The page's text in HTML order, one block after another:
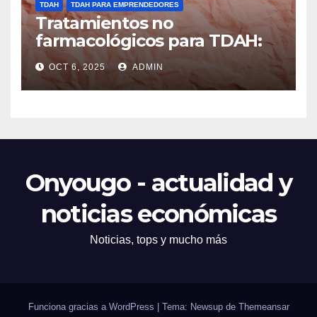
TDAH TDAH PARA EMPRENDEDORES
Tratamientos no
farmacológicos para TDAH:
opciones prácticas
OCT 6, 2025 ADMIN
Onyougo - actualidad y
noticias económicas
Noticias, tops y mucho más
Funciona gracias a WordPress Tema: Newsup de Themeansar